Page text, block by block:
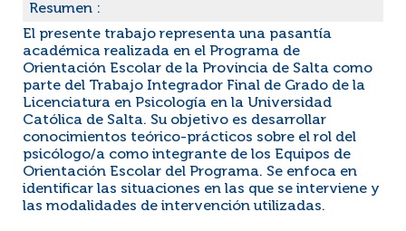
Resumen :
El presente trabajo representa una pasantía
académica realizada en el Programa de
Orientación Escolar de la Provincia de Salta como
parte del Trabajo Integrador Final de Grado de la
Licenciatura en Psicología en la Universidad
Católica de Salta. Su objetivo es desarrollar
conocimientos teórico-prácticos sobre el rol del
psicólogo/a como integrante de los Equipos de
Orientación Escolar del Programa. Se enfoca en
identificar las situaciones en las que se interviene y
las modalidades de intervención utilizadas.